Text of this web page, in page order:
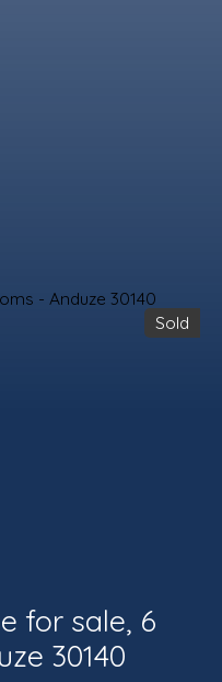
Sold
for sale, 6
30140